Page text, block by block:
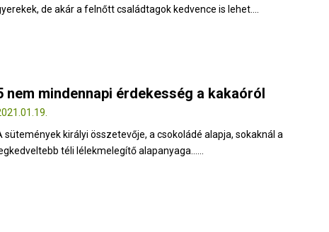
de akár a felnőtt családtagok kedvence is lehet....
nem mindennapi érdekesség a kakaóról
sütemények királyi összetevője, a csokoládé alapja, sokaknál a
téli lélekmelegítő alapanyaga…...